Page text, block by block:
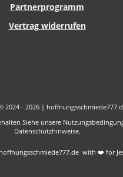
Partnerprogramm
Vertrag widerrufen
2024 - 2026 |
Siehe unsere
Datenschutzhinweise.
with ❤️ for